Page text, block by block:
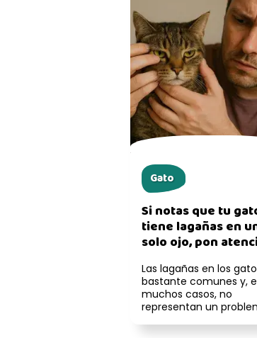
Gato
Si notas que tu
tiene lagañas en
solo ojo, pon
Las lagañas en los
bastante comunes y,
muchos casos, no
representan un